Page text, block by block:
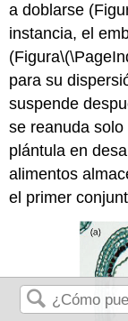
a doblarse
instancia, el
(Figura
para su
suspende
se reanuda
plántula en
alimentos
el primer